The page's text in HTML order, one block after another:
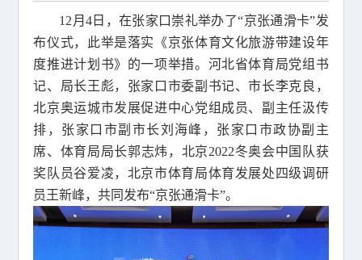
活动专题
奥运百科
奥促机构
奥运之家
联系我们
12月4日，在张家口崇礼举办了“京张通滑卡”发
布仪式，此举是落实《京张体育文化旅游带建设年
度推进计划书》的一项举措。河北省体育局党组书
记、局长王彪，张家口市委副书记、市长李克良，
北京奥运城市发展促进中心党组成员、副主任汲传
排，张家口市副市长刘海峰，张家口市政协副主
席、体育局局长郭志炜，北京2022冬奥会中国队获
奖队员谷爱凌，北京市体育局体育发展处四级调研
员王新峰，共同发布“京张通滑卡”。